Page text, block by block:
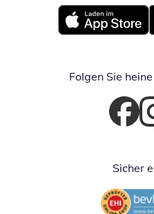
Öffnet in neuem
Folgen Sie
Öffnet
Sicher